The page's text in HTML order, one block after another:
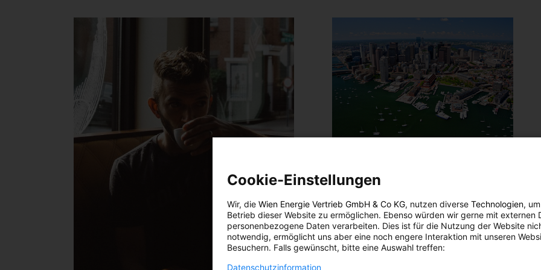
Stadt gegen Land – Wo lebt man
5. DEZEMBER 2013 VONENERGIELEBEN REDAKTION
Wer seinen ökologischen Fußabdruck verringern will,
sollte in die Stadt ziehen. Das Leben auf dem Land ist
nicht nur umweltschädlich, sondern auch ungesünder
Cookie-Einstellungen
Wir, die Wien Energie Vertrieb GmbH & Co KG, nutzen diverse Technologien,
Betrieb dieser Website zu ermöglichen. Ebenso würden wir gerne mit externen
personenbezogene Daten verarbeiten. Dies ist für die Nutzung der Website
notwendig, ermöglicht uns aber eine noch engere Interaktion mit unseren
Besuchern. Falls gewünscht, bitte eine Auswahl treffen:
Datenschutzinformation